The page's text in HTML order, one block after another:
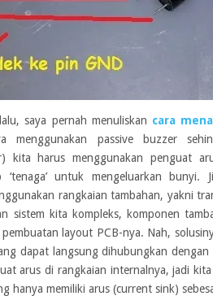
saya pernah menuliskan cara
menggunakan passive buzzer
kita harus menggunakan penguat
‘tenaga’ untuk mengeluarkan bunyi.
rangkaian tambahan, yakni
sistem kita kompleks, komponen
layout PCB-nya. Nah,
dapat langsung dihubungkan
arus di rangkaian internalnya, jadi
hanya memiliki arus (current sink)